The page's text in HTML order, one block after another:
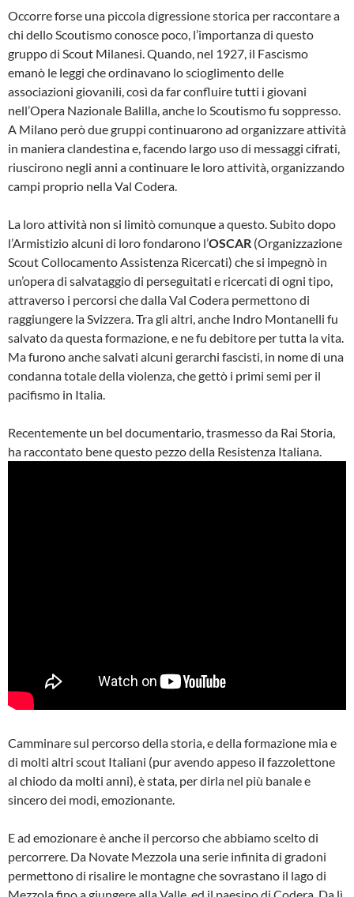
Occorre forse una piccola digressione storica per raccontare a
chi dello Scoutismo conosce poco, l’importanza di questo
gruppo di Scout Milanesi. Quando, nel 1927, il Fascismo
emanò le leggi che ordinavano lo scioglimento delle
associazioni giovanili, così da far confluire tutti i giovani
nell’Opera Nazionale Balilla, anche lo Scoutismo fu soppresso.
A Milano però due gruppi continuarono ad organizzare attività
in maniera clandestina e, facendo largo uso di messaggi cifrati,
riuscirono negli anni a continuare le loro attività, organizzando
campi proprio nella Val Codera.
La loro attività non si limitò comunque a questo. Subito dopo
l’Armistizio alcuni di loro fondarono l’OSCAR (Organizzazione
Scout Collocamento Assistenza Ricercati) che si impegnò in
un’opera di salvataggio di perseguitati e ricercati di ogni tipo,
attraverso i percorsi che dalla Val Codera permettono di
raggiungere la Svizzera. Tra gli altri, anche Indro Montanelli fu
salvato da questa formazione, e ne fu debitore per tutta la vita.
Ma furono anche salvati alcuni gerarchi fascisti, in nome di una
condanna totale della violenza, che gettò i primi semi per il
pacifismo in Italia.
Recentemente un bel documentario, trasmesso da Rai Storia,
ha raccontato bene questo pezzo della Resistenza Italiana.
Camminare sul percorso della storia, e della formazione mia e
di molti altri scout Italiani (pur avendo appeso il fazzolettone
al chiodo da molti anni), è stata, per dirla nel più banale e
sincero dei modi, emozionante.
E ad emozionare è anche il percorso che abbiamo scelto di
percorrere. Da Novate Mezzola una serie infinita di gradoni
permettono di risalire le montagne che sovrastano il lago di